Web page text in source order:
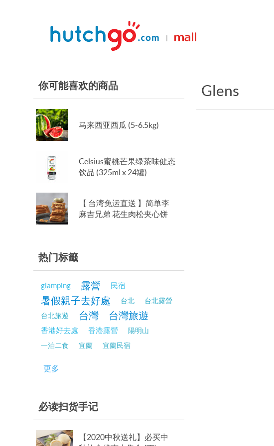
Glens
你可能喜欢的商品
马来西亚西瓜 (5-6.5kg)
Celsius蜜桃芒果绿茶味健态
饮品 (325ml x 24罐)
【 台湾免运直送 】简单李
麻吉兄弟 花生肉松夹心饼
热门标籤
glamping 露營 民宿
暑假親子去好處 台北
台北露營
台北旅遊
台灣 台灣旅遊
香港好去處 香港露營
陽明山
一泊二食
宜蘭 宜蘭民宿
更多
必读扫货手记
【2020中秋送礼】必买中